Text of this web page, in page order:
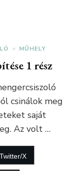
MŰHELY
1 rész
csinálok meg
saját
Az volt …
Twitter/X